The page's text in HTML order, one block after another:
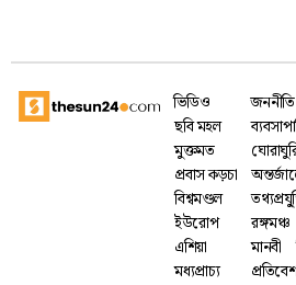
ভিডিও
ছবি মহল
মুক্তমত
প্রবাস কড়চা
বিশ্বমণ্ডল
ইউরোপ
এশিয়া
মধ্যপ্রাচ্য
জননীতি
রঙ্গমঞ্চ
মানবী